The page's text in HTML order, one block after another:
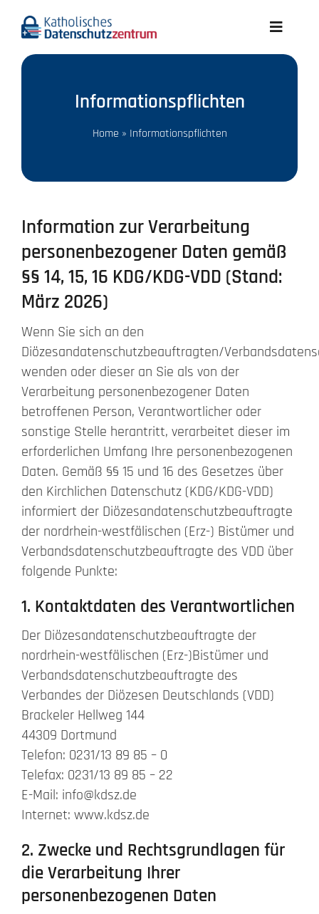
Toggle
Aktuelles
Wir über uns
Infothek
Meldungen
Beschwerde
Kontakt
Search
for:
Informationspflichten
Home » Informationspflichten
Information zur Verarbeitung
personenbezogener Daten gemäß
§§ 14, 15, 16 KDG/KDG-VDD (Stand:
März 2026)
Wenn Sie sich an den
Diözesandatenschutzbeauftragten/
wenden oder dieser an Sie als von der
Verarbeitung personenbezogener Daten
betroffenen Person, Verantwortlicher oder
sonstige Stelle herantritt, verarbeitet dieser im
erforderlichen Umfang Ihre personenbezogenen
Daten. Gemäß §§ 15 und 16 des Gesetzes über
den Kirchlichen Datenschutz (KDG/KDG-VDD)
informiert der Diözesandatenschutzbeauftragte
der nordrhein-westfälischen (Erz-) Bistümer und
Verbandsdatenschutzbeauftragte des VDD über
folgende Punkte:
1. Kontaktdaten des Verantwortlichen
Der Diözesandatenschutzbeauftragte der
nordrhein-westfälischen (Erz-)Bistümer und
Verbandsdatenschutzbeauftragte des
Verbandes der Diözesen Deutschlands (VDD)
Brackeler Hellweg 144
44309 Dortmund
Telefon: 0231/13 89 85 – 0
Telefax: 0231/13 89 85 – 22
E-Mail: info@kdsz.de
Internet: www.kdsz.de
2. Zwecke und Rechtsgrundlagen für
die Verarbeitung Ihrer
personenbezogenen Daten